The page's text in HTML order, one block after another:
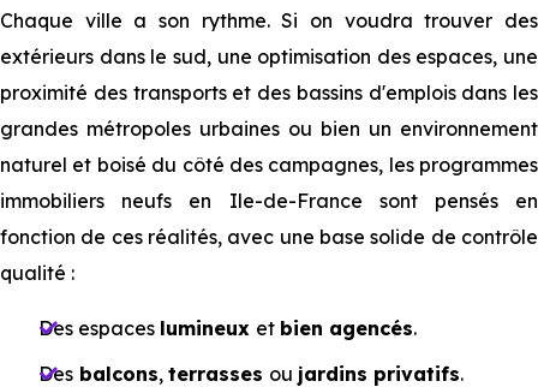
Chaque ville a son rythme. Si on voudra trouver des
extérieurs dans le sud, une optimisation des espaces, une
proximité des transports et des bassins d'emplois dans les
grandes métropoles urbaines ou bien un environnement
naturel et boisé du côté des campagnes, les programmes
immobiliers neufs en Ile-de-France sont pensés en
fonction de ces réalités, avec une base solide de contrôle
qualité :
Des espaces lumineux et bien agencés.
Des balcons, terrasses ou jardins privatifs.